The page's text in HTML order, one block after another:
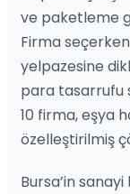
ve paketleme
Firma
yelpazesine
para tasarrufu
10 firma, eşya
özelleştirilmiş
Bursa’in